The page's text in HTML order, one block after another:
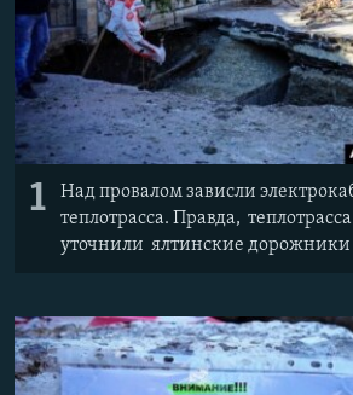
Все сайты RFE/RL
1
Над провалом зависли
теплотрасса. Правда,
уточнили ялтинские дорожники